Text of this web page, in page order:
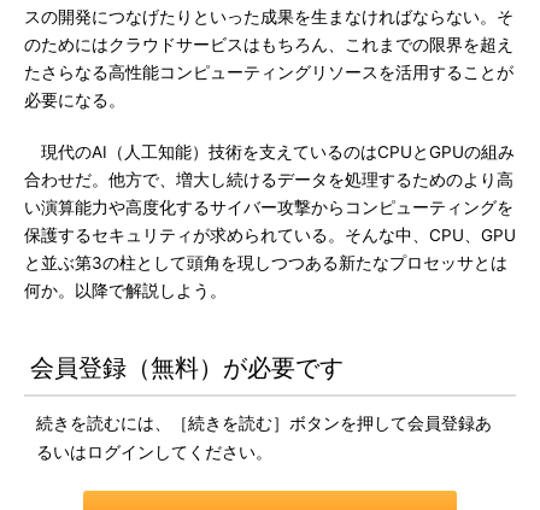
スの開発につなげたりといった成果を生まなければならない。そ
のためにはクラウドサービスはもちろん、これまでの限界を超え
たさらなる高性能コンピューティングリソースを活用することが
必要になる。
現代のAI（人工知能）技術を支えているのはCPUとGPUの組み
合わせだ。他方で、増大し続けるデータを処理するためのより高
い演算能力や高度化するサイバー攻撃からコンピューティングを
保護するセキュリティが求められている。そんな中、CPU、GPU
と並ぶ第3の柱として頭角を現しつつある新たなプロセッサとは
何か。以降で解説しよう。
会員登録（無料）が必要です
続きを読むには、［続きを読む］ボタンを押して会員登録あ
るいはログインしてください。